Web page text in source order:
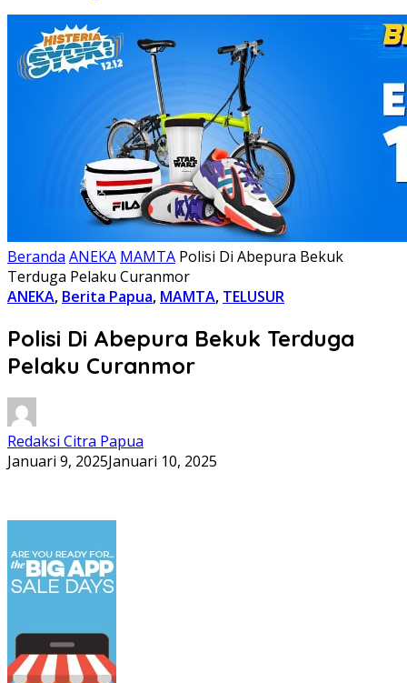
Beranda ANEKA MAMTA Polisi Di Abepura Bekuk
Terduga Pelaku Curanmor
ANEKA, Berita Papua, MAMTA, TELUSUR
Polisi Di Abepura Bekuk Terduga
Pelaku Curanmor
Redaksi Citra Papua
Januari 9, 2025Januari 10, 2025